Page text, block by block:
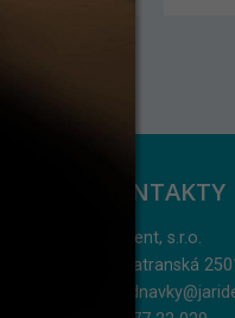
KONTAKTY
Jarident, s.r.o.
Podtatranská